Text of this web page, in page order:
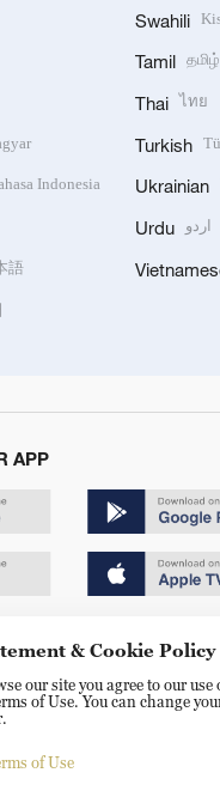
Indonesia
語
Swahili
Tamil தமிழ்
Thai ไทย
Turkish
Ukrainian
Urdu اردو
APP
号
010-85061466
& Cookie Policy
our site you agree to our use
of Use. You can change
of Use